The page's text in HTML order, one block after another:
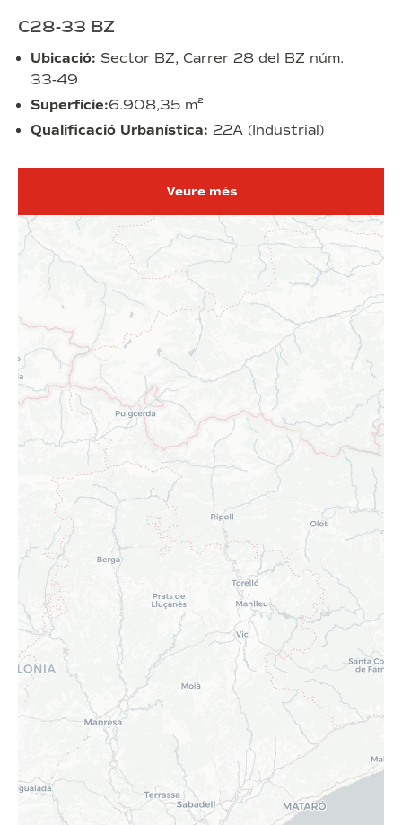
C28-33 BZ
Ubicació: Sector BZ, Carrer 28 del BZ núm.
33-49
Superfície:6.908,35 m²
Qualificació Urbanística: 22A (Industrial)
Veure més